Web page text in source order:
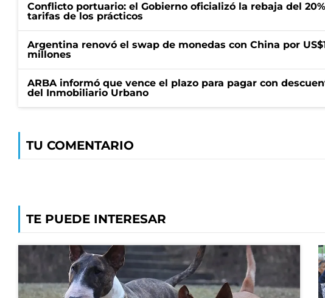
Conflicto portuario: el Gobierno oficializó la rebaja del
tarifas de los prácticos
Argentina renovó el swap de monedas con China por
millones
ARBA informó que vence el plazo para pagar con
del Inmobiliario Urbano
TU COMENTARIO
TE PUEDE INTERESAR